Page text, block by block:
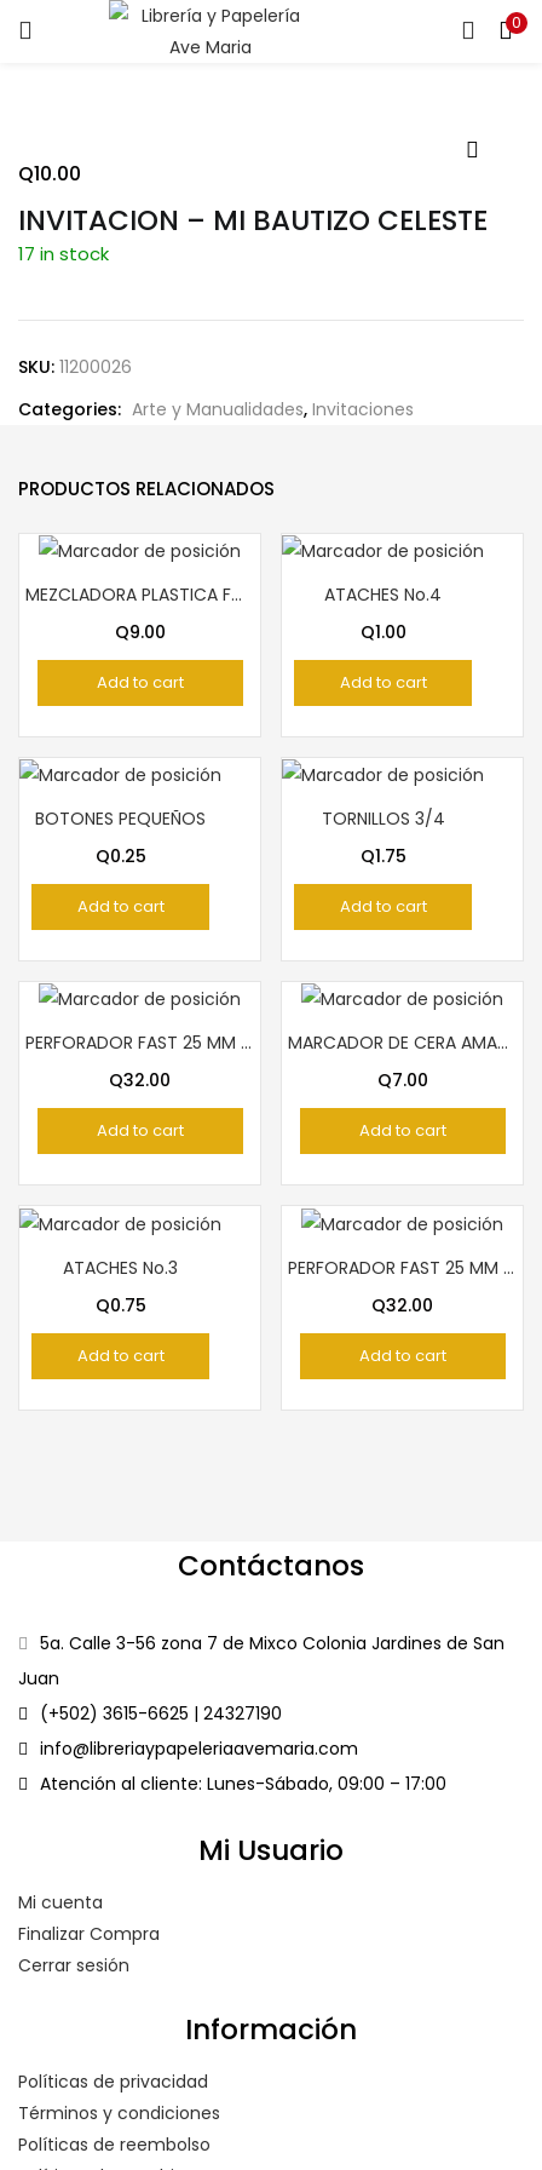
0
ENTRAR REGISTRARSE
Recuérdame
¿Contraseña perdida?
INVITACION – MI BAUTIZO CELESTE
Q10.00
17 in stock
SKU: 11200026
Categories: Arte y Manualidades, Invitaciones
PRODUCTOS RELACIONADOS
MEZCLADORA PLASTICA FORMA FLOR
Q9.00
Add to cart
ATACHES No.4
Q1.00
Add to cart
BOTONES PEQUEÑOS
Q0.25
Add to cart
TORNILLOS 3/4
Q1.75
Add to cart
PERFORADOR FAST 25 MM MOÑOS
Q32.00
Add to cart
MARCADOR DE CERA AMARILLO PELICAN
Q7.00
Add to cart
ATACHES No.3
Q0.75
Add to cart
PERFORADOR FAST 25 MM FLOR
Q32.00
Add to cart
Contáctanos
5a. Calle 3-56 zona 7 de Mixco Colonia Jardines de San
Juan
(+502) 3615-6625 | 24327190
info@libreriaypapeleriaavemaria.com
Atención al cliente: Lunes-Sábado, 09:00 – 17:00
Mi Usuario
Mi cuenta
Finalizar Compra
Cerrar sesión
Información
Políticas de privacidad
Términos y condiciones
Políticas de reembolso